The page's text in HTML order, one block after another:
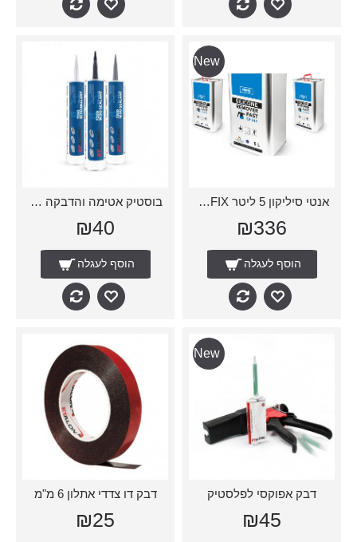
New
אנטי סיליקון 5 ליטר CP016 PROFIX
₪336
הוסף לעגלה
בוסטיק אטימה והדבקה PU
₪40
הוסף לעגלה
New
דבק אפוקסי לפלסטיק
₪45
דבק דו צדדי אתלון 6 מ"מ
₪25